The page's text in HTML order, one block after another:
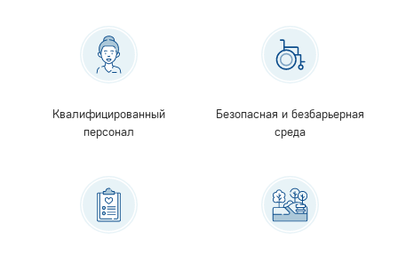
Квалифицированный
персонал
Безопасная и безбарьерная
среда